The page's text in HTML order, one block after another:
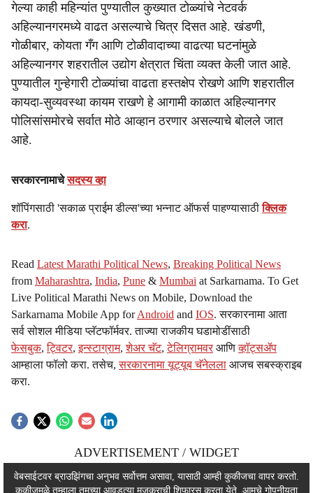
गेल्या काही महिन्यांत पुण्यातील कुख्यात टोळ्यांचे नेटवर्क
अहिल्यानगरमध्ये वाढत असल्याचे चित्र दिसत आहे. खंडणी,
गोळीबार, कोयता गँग आणि टोळीवादाच्या वाढत्या घटनांमुळे
अहिल्यानगर शहरातील उद्योग क्षेत्रात चिंता व्यक्त केली जात आहे.
पुण्यातील गुन्हेगारी टोळ्यांचा वाढता हस्तक्षेप रोखणे आणि शहरातील
कायदा-सुव्यवस्था कायम राखणे हे आगामी काळात अहिल्यानगर
पोलिसांसमोरचे सर्वात मोठे आव्हान ठरणार असल्याचे बोलले जात
आहे.
सरकारनामाचेसदस्य व्हा
शॉपिंगसाठी 'सकाळ प्राईम डील्स'च्या भन्नाट ऑफर्स पाहण्यासाठीक्लिक
करा.
Read Latest Marathi Political News, Breaking Political News
from Maharashtra, India, Pune & Mumbai at Sarkarnama. To Get
Live Political Marathi News on Mobile, Download the
Sarkarnama Mobile App forAndroid and IOS. सरकारनामा आता
सर्व सोशल मीडिया प्लॅटफॉर्मवर. ताज्या राजकीय घडामोडींसाठी
फेसबुक,ट्विटर,इन्स्टाग्राम,शेअर चॅट,टेलिग्रामवर आणिव्हॉट्सॲप
आम्हाला फॉलो करा. तसेच,सरकारनामा यूट्यूब चॅनेलला आजच सबस्क्राइब
करा.
ADVERTISEMENT / WIDGET
ADVERTISEMENT / WIDGET
वेबसाईटवर ब्राउझिंगचा अनुभव सर्वोत्तम असावा, यासाठी आम्ही कुकीजचा वापर करतो.
कुकीजमुळे तुम्हाला तुमच्या आवडत्या मजकुराची शिफारस करता येते. आमचे गोपनीयता